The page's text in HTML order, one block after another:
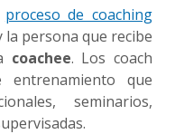
proceso de coaching
la persona que recibe
coachee. Los coach
que
seminarios,